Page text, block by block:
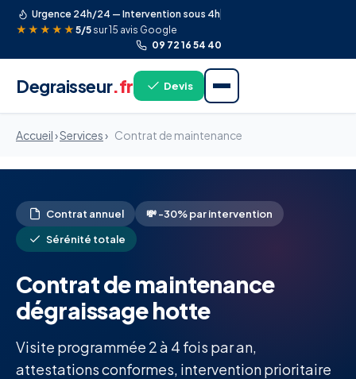
Urgence 24h/24 — Intervention sous 4h
★★★★★ 5/5 sur 15 avis Google
09 72 16 54 40
Degraisseur.fr Devis
Accueil›Services› Contrat de maintenance
Contrat annuel
💸 -30% par intervention
Sérénité totale
Contrat de maintenance
dégraissage hotte
Visite programmée 2 à 4 fois par an,
attestations conformes, intervention prioritaire